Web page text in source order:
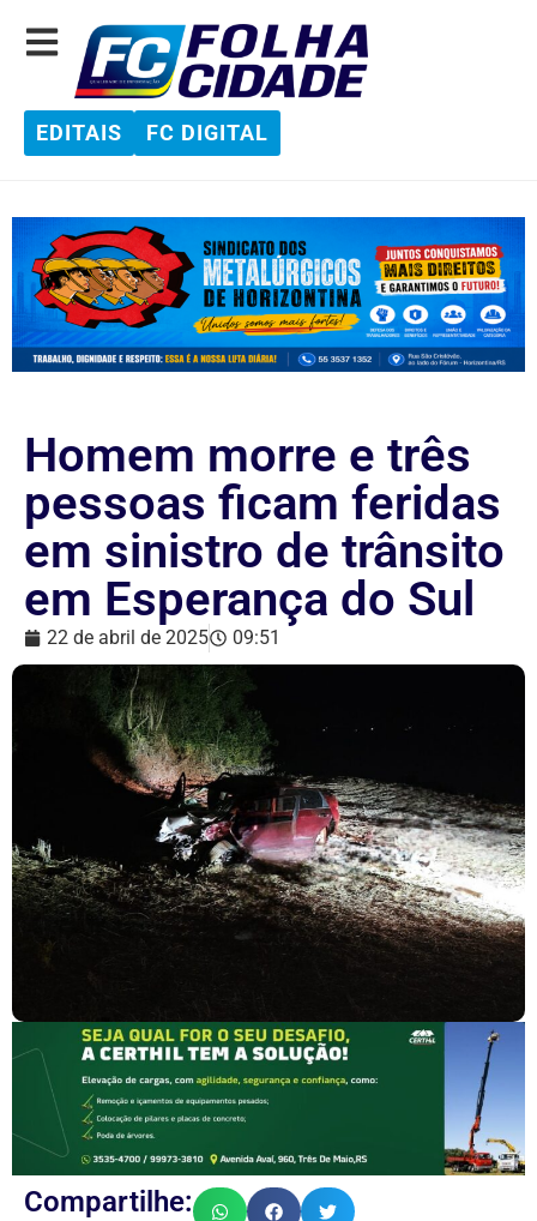
EDITAIS FC DIGITAL
Homem morre e três
pessoas ficam feridas
em sinistro de trânsito
em Esperança do Sul
22 de abril de 2025 09:51
Compartilhe: